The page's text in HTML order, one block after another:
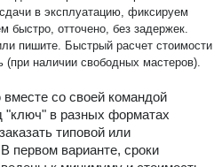
в эксплуатацию, фиксируем
быстро, отточено, без задержек.
пишите. Быстрый расчет стоимости
(при наличии свободных мастеров).
со своей командой
"ключ" в разных форматах
типовой или
первом варианте, сроки